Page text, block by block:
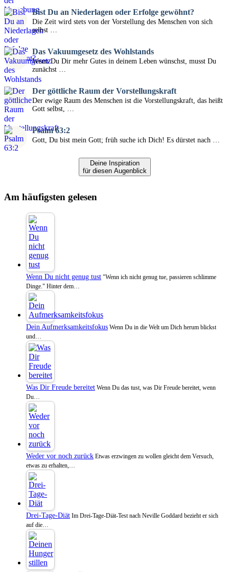
Bist Du an Niederlagen oder Erfolge gewöhnt?
Die Zeit wird stets von der Vorstellung des Menschen von sich
selbst …
Das Vakuumgesetz des Wohlstands
Wenn Du Dir mehr Gutes in deinem Leben wünschst, musst Du
zunächst …
Der göttliche Raum der Vorstellungskraft
Der ewige Raum des Menschen ist die Vorstellungskraft, das heißt
Gott selbst, …
Psalm 63:2
Gott, Du bist mein Gott; früh suche ich Dich! Es dürstet nach …
Deine Inspiration
für diesen Augenblick
Am häufigsten gelesen
Wenn Du nicht genug tust "Wenn ich nicht genug tue, passieren schlimme
Dinge." Hinter dem…
Dein Aufmerksamkeitsfokus Wenn Du in die Welt um Dich herum blickst
und…
Was Dir Freude bereitet Wenn Du das tust, was Dir Freude bereitet, wenn
Du…
Weder vor noch zurück Etwas erzwingen zu wollen gleicht dem Versuch,
etwas zu erhalten,…
Drei-Tage-Diät Im Drei-Tage-Diät-Test nach Neville Goddard bezieht er sich
auf die…